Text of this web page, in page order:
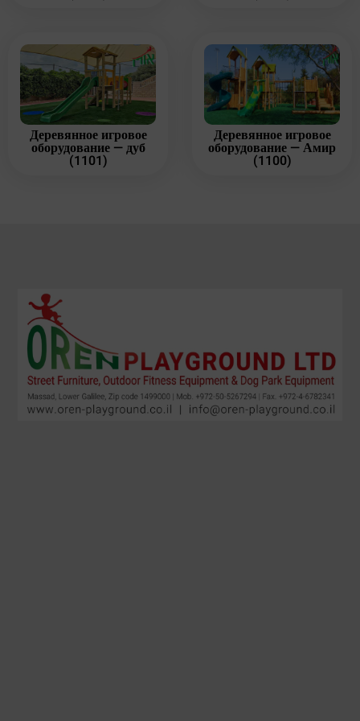
Деревянное игровое
оборудование — дуб
(1101)
Деревянное игровое
оборудование — Амир
(1100)